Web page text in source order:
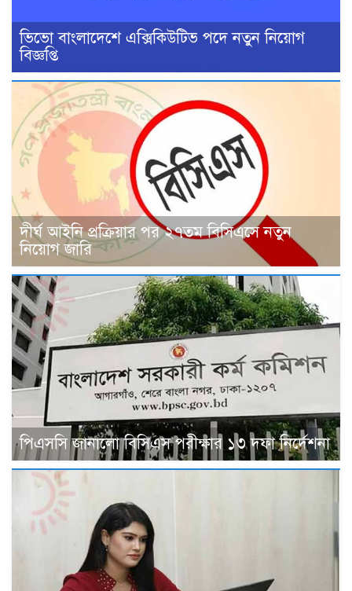
ভিভো বাংলাদেশে এক্সিকিউটিভ পদে নতুন নিয়োগ
বিজ্ঞপ্তি
দীর্ঘ আইনি প্রক্রিয়ার পর ২৭তম বিসিএসে নতুন
নিয়োগ জারি
পিএসসি জানালো বিসিএস পরীক্ষার ১৩ দফা নির্দেশনা